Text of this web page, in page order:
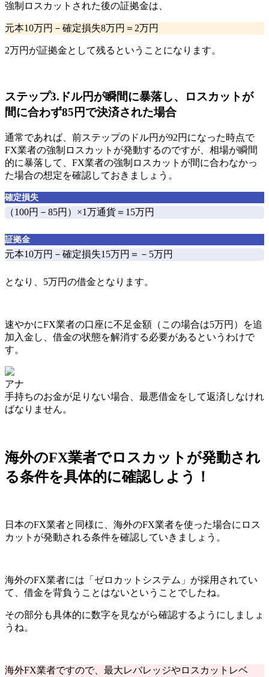
強制ロスカットされた後の証拠金は、
元本10万円－確定損失8万円＝ 2万円
2万円が証拠金として残る ということになります。
ステップ3.ドル円が瞬間に暴落し、ロスカットが
間に合わず85円で決済された場合
通常であれば、前ステップのドル円が92円になった時点で
FX業者の強制ロスカットが発動するのですが、 相場が瞬間
的に暴落して、FX業者の強制ロスカットが間に合わなかっ
た場合の想定を確認しておきましょう。
確定損失
（100円－85円）×1万通貨＝ 15万円
証拠金
元本10万円－確定損失15万円＝ －5万円
となり、 5万円の借金となります。
速やかにFX業者の口座に不足金額（この場合は5万円）を追
加入金し、借金の状態を解消する必要がある というわけで
す。
アナ
手持ちのお金が足りない場合、最悪借金をして返済しなけれ
ばなりません。
海外のFX業者でロスカットが発動され
る条件を具体的に確認しよう！
日本のFX業者と同様に、海外のFX業者を使った場合にロス
カットが発動される条件を確認していきましょう。
海外のFX業者には「ゼロカットシステム」が採用されてい
て、借金を背負うことはないということでしたね。
その部分も具体的に数字を見ながら確認するようにしましょ
うね。
海外FX業者ですので、最大レバレッジやロスカットレベ